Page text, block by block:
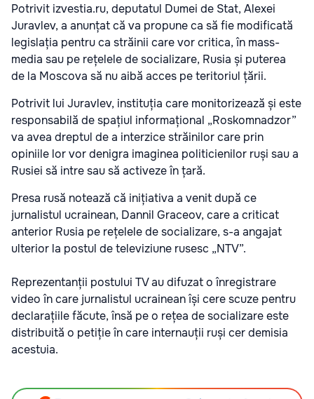
Potrivit izvestia.ru, deputatul Dumei de Stat, Alexei
Juravlev, a anunțat că va propune ca să fie modificată
legislația pentru ca străinii care vor critica, în mass-
media sau pe rețelele de socializare, Rusia și puterea
de la Moscova să nu aibă acces pe teritoriul țării.
Potrivit lui Juravlev, instituția care monitorizează și este
responsabilă de spațiul informațional „Roskomnadzor”
va avea dreptul de a interzice străinilor care prin
opiniile lor vor denigra imaginea politicienilor ruși sau a
Rusiei să intre sau să activeze în țară.
Presa rusă notează că inițiativa a venit după ce
jurnalistul ucrainean, Dannil Graceov, care a criticat
anterior Rusia pe rețelele de socializare, s-a angajat
ulterior la postul de televiziune rusesc „NTV”.
Reprezentanții postului TV au difuzat o înregistrare
video în care jurnalistul ucrainean își cere scuze pentru
declarațiile făcute, însă pe o rețea de socializare este
distribuită o petiție în care internauții ruși cer demisia
acestuia.